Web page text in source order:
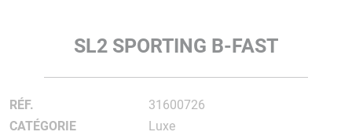
SL2 SPORTING B-FAST
RÉF.
31600726
CATÉGORIE
Luxe